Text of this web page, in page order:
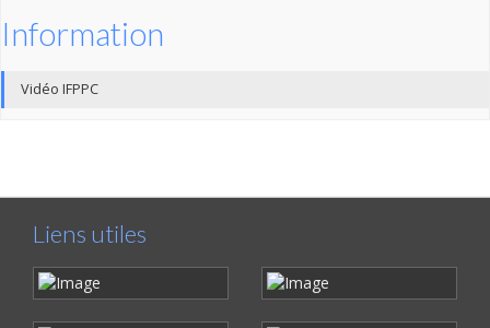
Information
Vidéo IFPPC
Liens utiles